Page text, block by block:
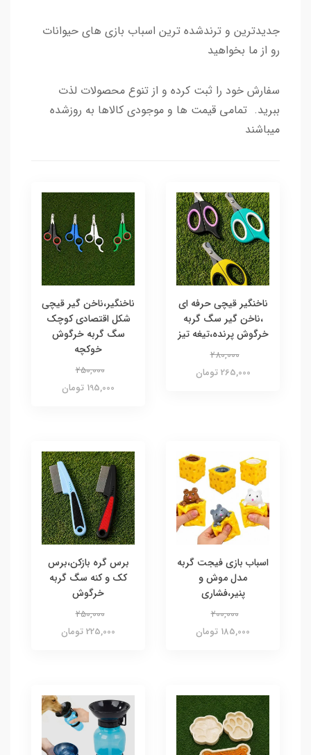
جدیدترین و ترندشده ترین اسباب بازی های حیوانات
رو از ما بخواهید
سفارش خود را ثبت کرده و از تنوع محصولات لذت
ببرید. تمامی قیمت ها و موجودی کالاها به روزشده
میباشند
ناخنگیر قیچی حرفه ای
،ناخن گیر سگ گربه
خرگوش پرنده،تیغه تیز
280,000
265,000 تومان
ناخنگیر،ناخن گیر قیچی
شکل اقتصادی کوچک
سگ گربه خرگوش
خوکچه
250,000
195,000 تومان
اسباب بازی فیجت گربه
مدل موش و
پنیر،فشاری
200,000
185,000 تومان
برس گره بازکن،برس
کک و کنه سگ گربه
خرگوش
250,000
225,000 تومان